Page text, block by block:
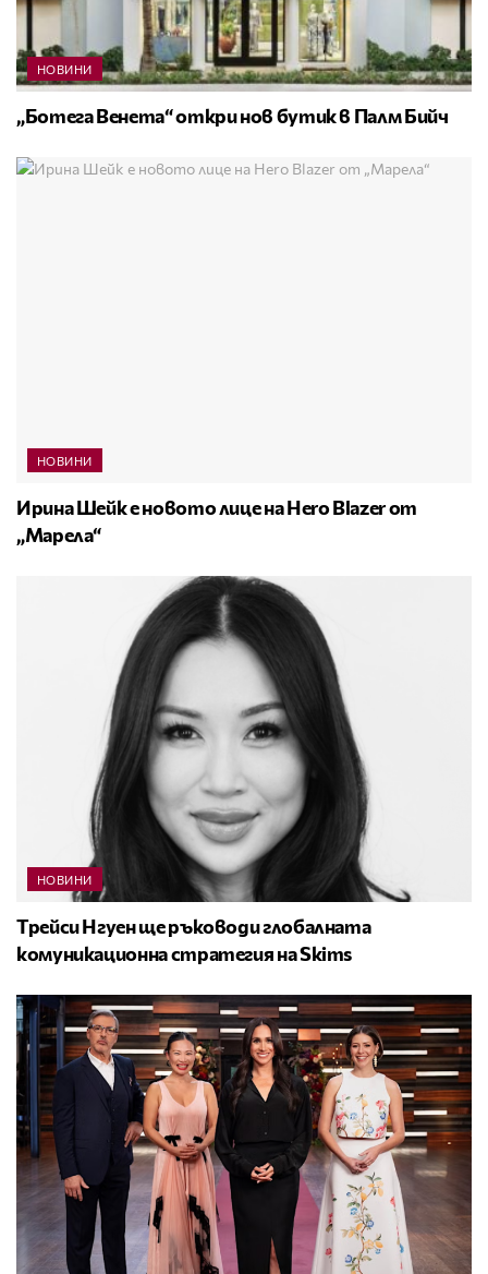
НОВИНИ
„Ботега Венета“ откри нов бутик в Палм Бийч
НОВИНИ
Ирина Шейк е новото лице на Hero Blazer от
„Марела“
НОВИНИ
Трейси Нгуен ще ръководи глобалната
комуникационна стратегия на Skims